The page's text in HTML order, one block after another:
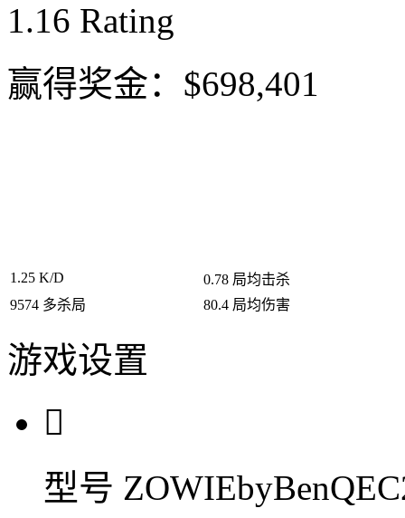
1.16 Rating
赢得奖金： $698,401
1.25 K/D 0.78 局均击杀
9574 多杀局 80.4 局均伤害
游戏设置

型号